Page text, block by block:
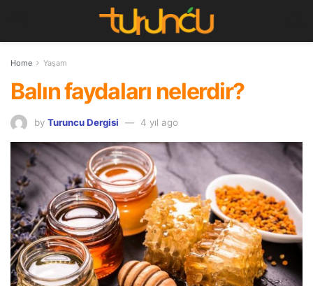
Home Yaşam
Balın faydaları nelerdir?
by Turuncu Dergisi 4 yıl ago